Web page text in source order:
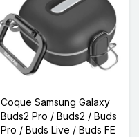
Coque Samsung Galaxy
Buds2 Pro / Buds2 / Buds
Pro / Buds Live / Buds FE